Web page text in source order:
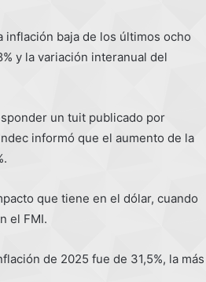
baja de los últimos ocho
y la variación interanual del
un tuit publicado por
informó que el aumento de la
que tiene en el dólar, cuando
el FMI.
de 2025 fue de 31,5%, la más